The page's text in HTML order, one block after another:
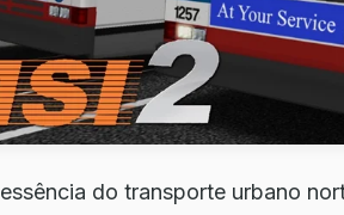
do transporte urbano